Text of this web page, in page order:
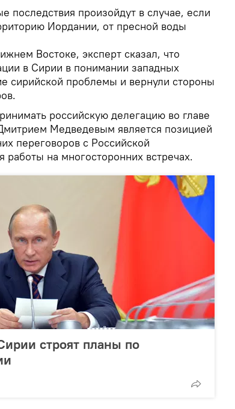
последствия произойдут в случае, если
Иордании, от пресной воды
Востоке, эксперт сказал, что
в Сирии в понимании западных
сирийской проблемы и вернули стороны
российскую делегацию во главе
Медведевым является позицией
переговоров с Российской
на многосторонних встречах.
строят планы по